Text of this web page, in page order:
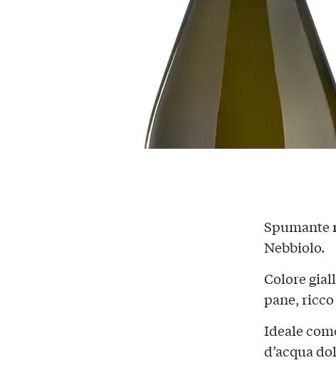
Spumante
Nebbiolo.
Colore
pane,
Ideale
d’acqua